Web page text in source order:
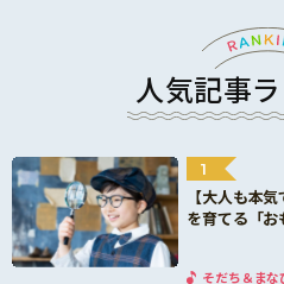
人気記事
1
【大人も本
を育てる「お
そだち＆まな